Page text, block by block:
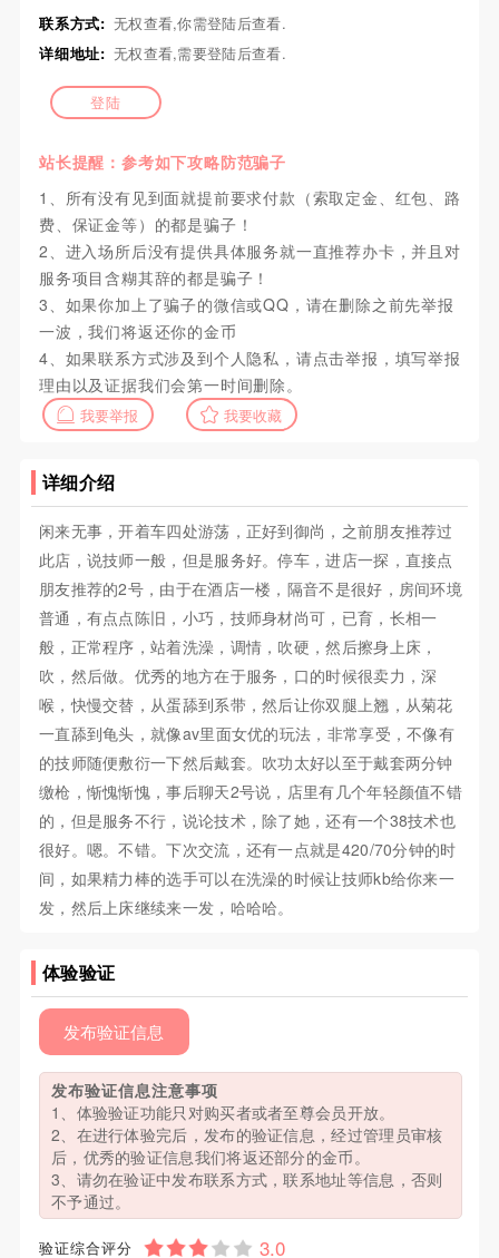
联系方式: 无权查看,你需登陆后查看.
详细地址: 无权查看,需要登陆后查看.
登陆
站长提醒：参考如下攻略防范骗子
1、所有没有见到面就提前要求付款（索取定金、红包、路
费、保证金等）的都是骗子！
2、进入场所后没有提供具体服务就一直推荐办卡，并且对
服务项目含糊其辞的都是骗子！
3、如果你加上了骗子的微信或QQ，请在删除之前先举报
一波，我们将返还你的金币
4、如果联系方式涉及到个人隐私，请点击举报，填写举报
理由以及证据我们会第一时间删除。
我要举报 我要收藏
详细介绍
闲来无事，开着车四处游荡，正好到御尚，之前朋友推荐过
此店，说技师一般，但是服务好。停车，进店一探，直接点
朋友推荐的2号，由于在酒店一楼，隔音不是很好，房间环境
普通，有点点陈旧，小巧，技师身材尚可，已育，长相一
般，正常程序，站着洗澡，调情，吹硬，然后擦身上床，
吹，然后做。优秀的地方在于服务，口的时候很卖力，深
喉，快慢交替，从蛋舔到系带，然后让你双腿上翘，从菊花
一直舔到龟头，就像av里面女优的玩法，非常享受，不像有
的技师随便敷衍一下然后戴套。吹功太好以至于戴套两分钟
缴枪，惭愧惭愧，事后聊天2号说，店里有几个年轻颜值不错
的，但是服务不行，说论技术，除了她，还有一个38技术也
很好。嗯。不错。下次交流，还有一点就是420/70分钟的时
间，如果精力棒的选手可以在洗澡的时候让技师kb给你来一
发，然后上床继续来一发，哈哈哈。
体验验证
发布验证信息
发布验证信息注意事项
1、体验验证功能只对购买者或者至尊会员开放。
2、在进行体验完后，发布的验证信息，经过管理员审核
后，优秀的验证信息我们将返还部分的金币。
3、请勿在验证中发布联系方式，联系地址等信息，否则
不予通过。
验证综合评分